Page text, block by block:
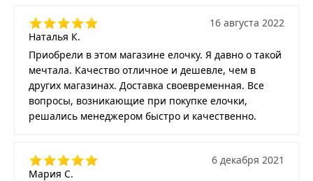
Наталья К.
16 августа 2022
Приобрели в этом магазине елочку. Я давно о такой
мечтала. Качество отличное и дешевле, чем в
других магазинах. Доставка своевременная. Все
вопросы, возникающие при покупке елочки,
решались менеджером быстро и качественно.
Мария С.
6 декабря 2021